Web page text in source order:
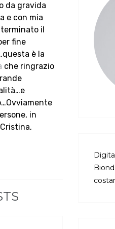
da gravida
e con mia
il
fine
è la
che ringrazio
in